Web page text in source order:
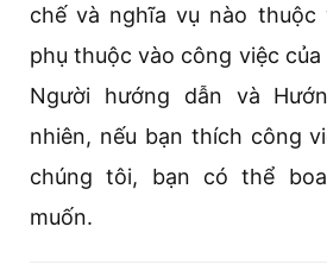
chế và nghĩa vụ nào
phụ thuộc vào công việc
Người hướng dẫn và
nhiên, nếu bạn thích công
chúng tôi, bạn có thể
muốn.